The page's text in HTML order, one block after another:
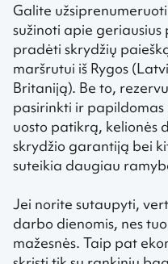
Galite
sužinoti apie
pradėti skrydžių
maršrutui iš Rygos
Britaniją). Be to,
pasirinkti ir papildomas
uosto patikrą, kelionės
skrydžio garantiją bei
suteikia daugiau
Jei norite sutaupyti,
darbo dienomis, nes
mažesnės. Taip pat